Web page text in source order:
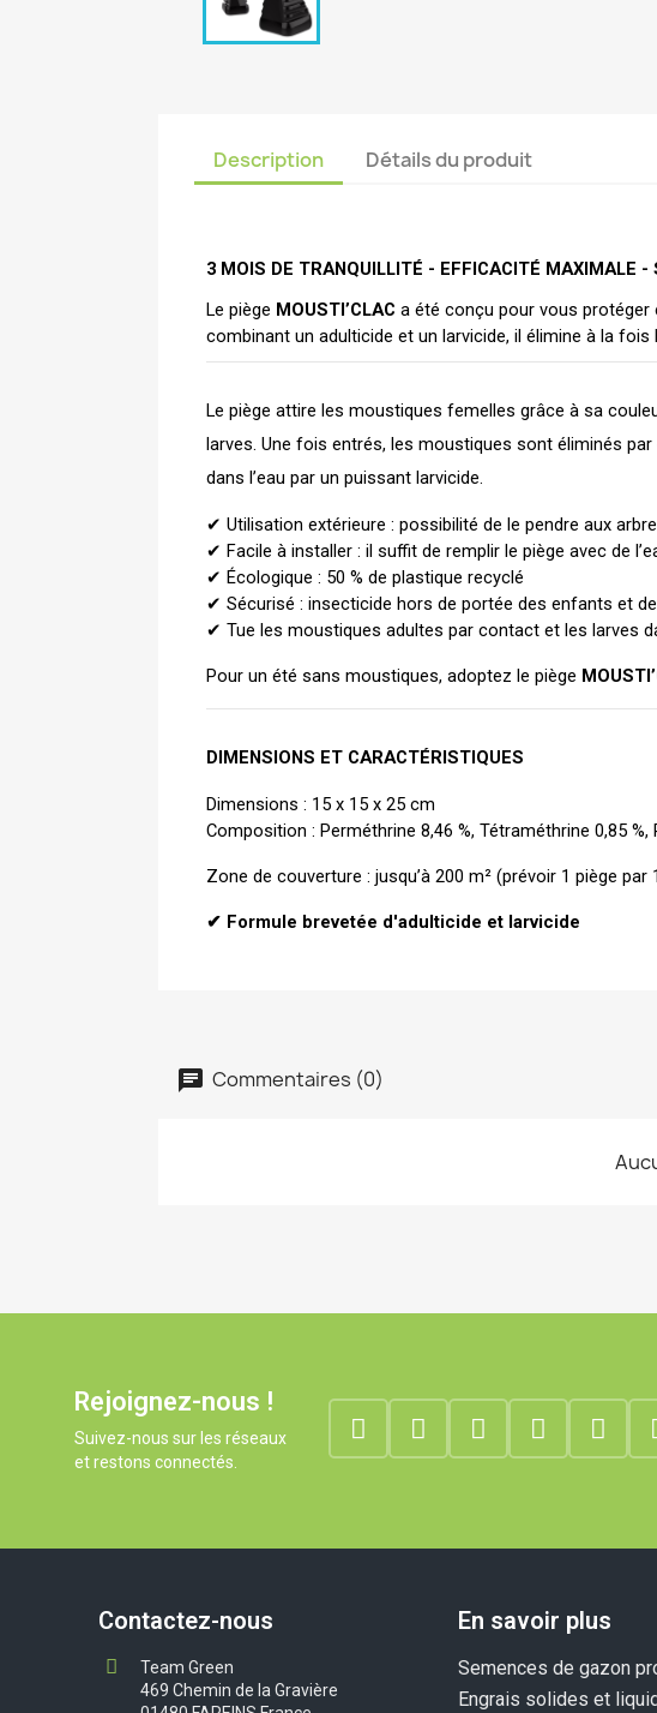
Description Détails du produit
3 MOIS DE TRANQUILLITÉ - EFFICACITÉ MAXIMALE -
Le piège MOUSTI’CLAC a été conçu pour vous
combinant un adulticide et un larvicide, il élimine à la
Le piège attire les moustiques femelles grâce à sa
larves. Une fois entrés, les moustiques sont éliminés
dans l’eau par un puissant larvicide.
✔ Utilisation extérieure : possibilité de le pendre aux
✔ Facile à installer : il suffit de remplir le piège avec de
✔ Écologique : 50 % de plastique recyclé
✔ Sécurisé : insecticide hors de portée des enfants et
✔ Tue les moustiques adultes par contact et les larves
Pour un été sans moustiques, adoptez le piège
DIMENSIONS ET CARACTÉRISTIQUES
Dimensions : 15 x 15 x 25 cm
Composition : Perméthrine 8,46 %, Tétraméthrine 0,85 %,
Zone de couverture : jusqu’à 200 m² (prévoir 1 piège
✔ Formule brevetée d'adulticide et larvicide
Commentaires (0)
Rejoignez-nous !
Suivez-nous sur les réseaux
et restons connectés.
Contactez-nous
Team Green
469 Chemin de la Gravière
En savoir plus
Semences de gazon
Engrais solides et